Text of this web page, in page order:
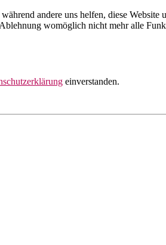
einverstanden.
andere uns helfen, diese
womöglich nicht mehr alle